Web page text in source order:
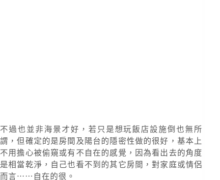
不過也並非海景才好，若只是想玩飯店設施倒也無所
謂，但確定的是房間及陽台的隱密性做的很好，基本上
不用擔心被偷窺或有不自在的感覺，因為看出去的角度
是相當乾淨，自己也看不到的其它房間，對家庭或情侶
而言⋯⋯自在的很。